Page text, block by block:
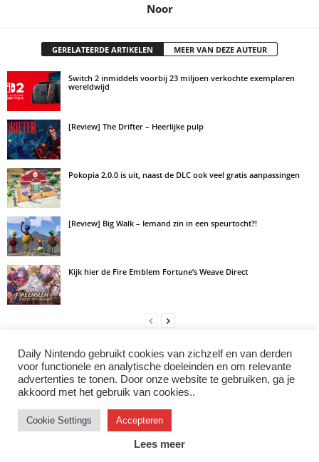
Noor
GERELATEERDE ARTIKELEN MEER VAN DEZE AUTEUR
Switch 2 inmiddels voorbij 23 miljoen verkochte exemplaren
wereldwijd
[Review] The Drifter – Heerlijke pulp
Pokopia 2.0.0 is uit, naast de DLC ook veel gratis aanpassingen
[Review] Big Walk – Iemand zin in een speurtocht?!
Kijk hier de Fire Emblem Fortune’s Weave Direct
LAAT EEN REACTIE ACHTER
Log in om een opmerking achter te laten
Instagram Facebook X/Twitter
Daily Nintendo gebruikt cookies van zichzelf en van derden
voor functionele en analytische doeleinden en om relevante
advertenties te tonen. Door onze website te gebruiken, ga je
akkoord met het gebruik van cookies..
Cookie Settings Accepteren
Lees meer